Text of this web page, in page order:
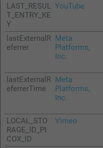
LAST_RESUL
T_ENTRY_KE
Y
YouTube
lastExternalR
eferrer
Meta
Platforms,
Inc.
lastExternalR
eferrerTime
Meta
Platforms,
Inc.
LOCAL_STO
RAGE_ID_PI
COX_ID
Vimeo